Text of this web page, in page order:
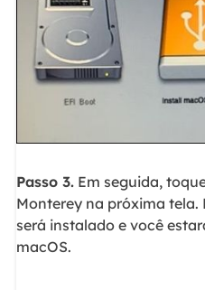
Passo 3.Em seguida,
Monterey na próxima tela.
será instalado e você
macOS.